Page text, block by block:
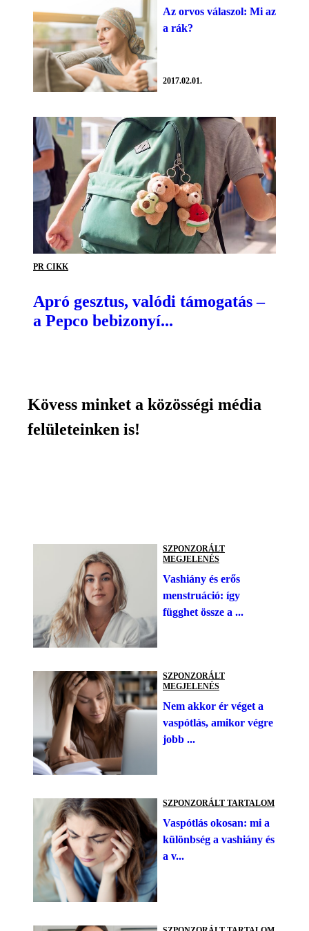
Az orvos válaszol: Mi az
a rák?
2017.02.01.
PR CIKK
Apró gesztus, valódi támogatás –
a Pepco bebizonyí...
Kövess minket a közösségi média
felületeinken is!
SZPONZORÁLT
MEGJELENÉS
Vashiány és erős
menstruáció: így
függhet össze a ...
SZPONZORÁLT
MEGJELENÉS
Nem akkor ér véget a
vaspótlás, amikor végre
jobb ...
SZPONZORÁLT TARTALOM
Vaspótlás okosan: mi a
különbség a vashiány és
a v...